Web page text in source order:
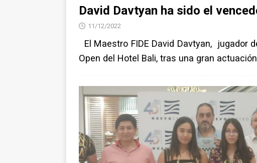
David Davtyan ha sido el
11/12/2022
El Maestro FIDE David Davtyan, jugador
Open del Hotel Bali, tras una gran